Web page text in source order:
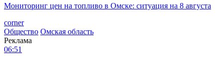
Мониторинг цен на топливо в Омске: ситуация на 8 августа
corner
Общество Омская область
Реклама
06:51